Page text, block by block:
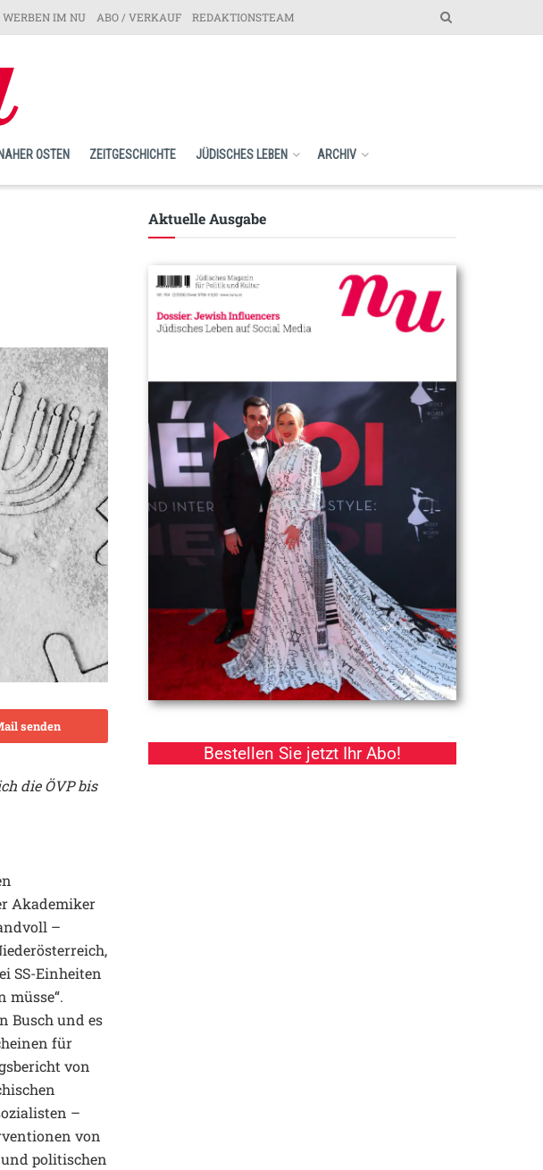
WERBEN IM NU ABO / VERKAUF REDAKTIONSTEAM
OSTEN ZEITGESCHICHTE JÜDISCHES LEBEN ARCHIV
senden
die ÖVP bis
Akademiker
–
SS-Einheiten
müsse“.
Busch und es
für
von
–
von
politischen
Aktuelle Ausgabe​
Bestellen Sie jetzt Ihr Abo!